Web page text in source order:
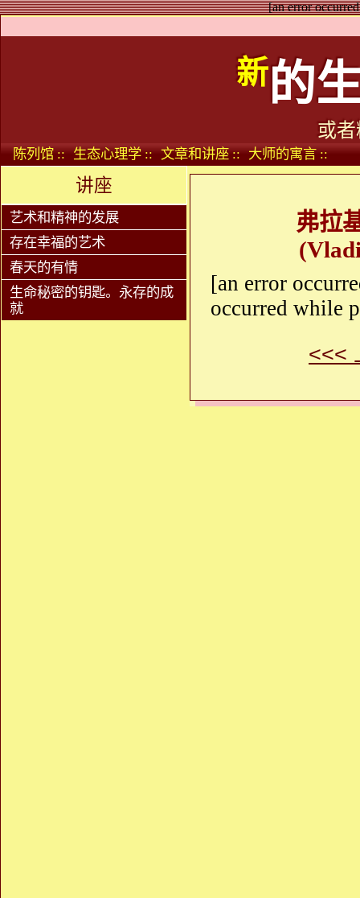
[an error
新的
或
陈列馆 :: 生态心理学 :: 文章和讲座 :: 大师的寓言 ::
讲座
艺术和精神的发展
存在幸福的艺术
春天的有情
生命秘密的钥匙。永存的成
就
弗拉
[an error
occurred while
<<<